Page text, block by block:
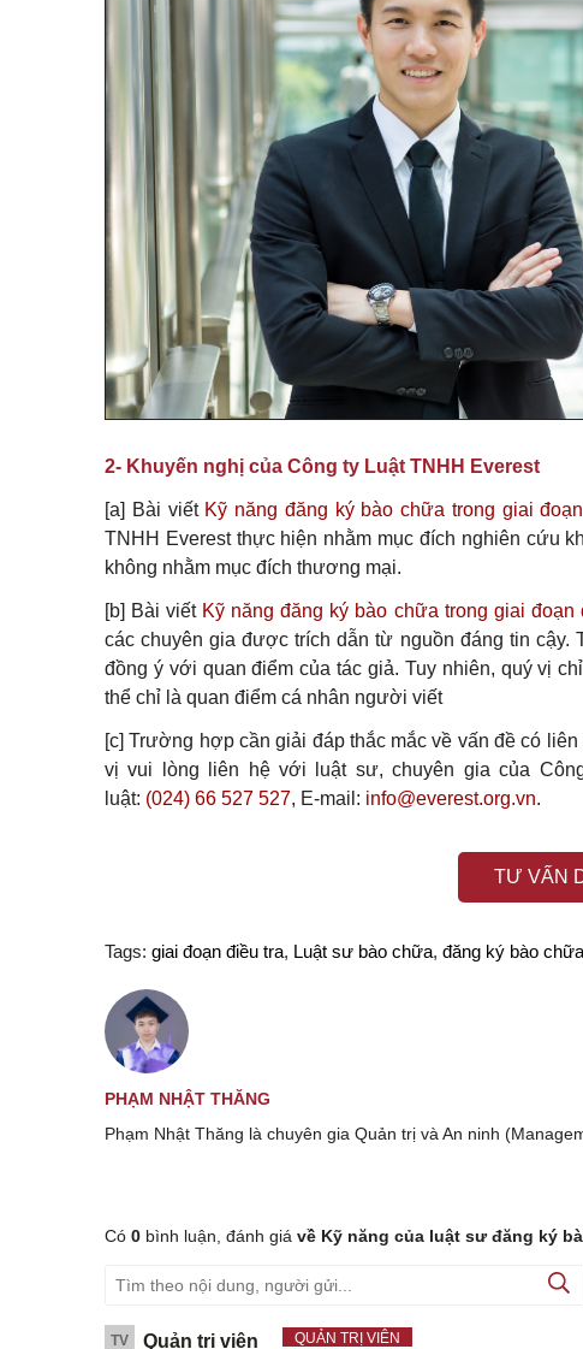
2- Khuyến nghị của Công ty Luật TNHH Everest
[a] Bài viết Kỹ năng đăng ký bào chữa trong giai
TNHH Everest thực hiện nhằm mục đích nghiên cứu
không nhằm mục đích thương mại.
[b] Bài viết Kỹ năng đăng ký bào chữa trong giai đoạn
các chuyên gia được trích dẫn từ nguồn đáng tin
đồng ý với quan điểm của tác giả. Tuy nhiên, quý vị
thể chỉ là quan điểm cá nhân người viết
[c] Trường hợp cần giải đáp thắc mắc về vấn đề có
vị vui lòng liên hệ với luật sư, chuyên gia của
luật: (024) 66 527 527, E-mail: info@everest.org.vn.
TƯ VẤN
Tags: giai đoạn điều tra, Luật sư bào chữa, đăng ký bào chữa
PHẠM NHẬT THĂNG
Phạm Nhật Thăng là chuyên gia Quản trị và An ninh
Có 0 bình luận, đánh giá về Kỹ năng của luật sư đăng ký
TV Quản trị viên QUẢN TRỊ VIÊN